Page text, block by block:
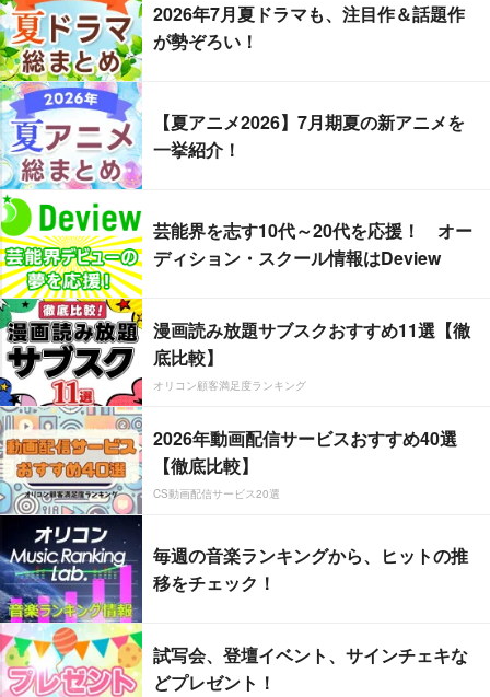
2026年7月夏ドラマも、注目作＆話題作
が勢ぞろい！
【夏アニメ2026】7月期夏の新アニメを
一挙紹介！
芸能界を志す10代～20代を応援！ オー
ディション・スクール情報はDeview
漫画読み放題サブスクおすすめ11選【徹
底比較】
オリコン顧客満足度ランキング
2026年動画配信サービスおすすめ40選
【徹底比較】
CS動画配信サービス20選
毎週の音楽ランキングから、ヒットの推
移をチェック！
試写会、登壇イベント、サインチェキな
どプレゼント！